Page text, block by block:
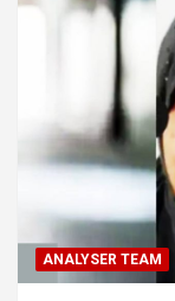
ANALYSER TEAM